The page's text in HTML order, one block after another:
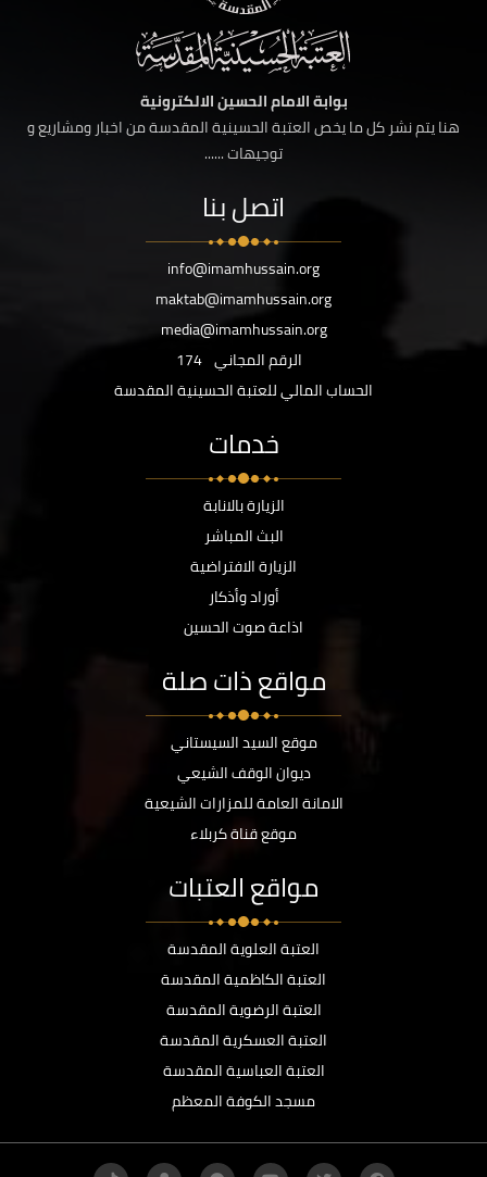
بوابة الامام الحسين الالكترونية
هنا يتم نشر كل ما يخص العتبة الحسينية المقدسة من اخبار ومشاريع و
توجيهات ......
اتصل بنا
info@imamhussain.org
maktab@imamhussain.org
media@imamhussain.org
الرقم المجاني 174
الحساب المالي للعتبة الحسينية المقدسة
خدمات
الزيارة بالانابة
البث المباشر
الزيارة الافتراضية
أوراد وأذكار
اذاعة صوت الحسين
مواقع ذات صلة
موقع السيد السيستاني
ديوان الوقف الشيعي
الامانة العامة للمزارات الشيعية
موقع قناة كربلاء
مواقع العتبات
العتبة العلوية المقدسة
العتبة الكاظمية المقدسة
العتبة الرضوية المقدسة
العتبة العسكرية المقدسة
العتبة العباسية المقدسة
مسجد الكوفة المعظم